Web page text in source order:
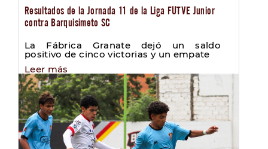
Resultados de la Jornada 11 de la Liga FUTVE Junior
contra Barquisimeto SC
La Fábrica Granate dejó un saldo
positivo de cinco victorias y un empate
Leer más